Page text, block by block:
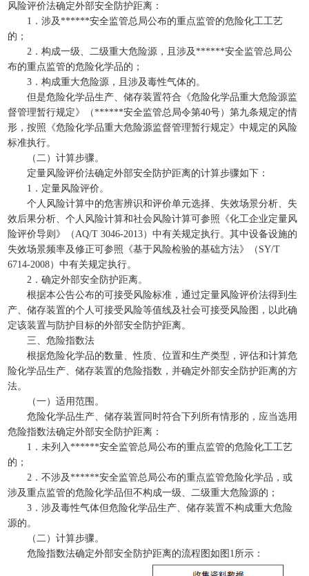
风险评价法确定外部安全防护距离：
1．涉及******安全监管总局公布的重点监管的危险化工工艺
的；
2．构成一级、二级重大危险源，且涉及******安全监管总局公
布的重点监管的危险化学品的；
3．构成重大危险源，且涉及毒性气体的。
但是危险化学品生产、储存装置符合《危险化学品重大危险源监
督管理暂行规定》（******安全监管总局令第40号）第九条规定的情
形，按照《危险化学品重大危险源监督管理暂行规定》中规定的风险
标准执行。
（二）计算步骤。
定量风险评价法确定外部安全防护距离的计算步骤如下：
1．定量风险评价。
个人风险计算中的危害辨识和评价单元选择、失效场景分析、失
效后果分析、个人风险计算和社会风险计算可参照《化工企业定量风
险评价导则》（AQ/T 3046-2013）中有关规定执行。其中设备设施的
失效场景频率及修正可参照《基于风险检验的基础方法》（SY/T
6714-2008）中有关规定执行。
2．确定外部安全防护距离。
根据本公告公布的可接受风险标准，通过定量风险评价法得到生
产、储存装置的个人可接受风险等值线及社会可接受风险图，以此确
定该装置与防护目标的外部安全防护距离。
三、危险指数法
根据危险化学品的数量、性质、位置和生产类型，评估和计算危
险化学品生产、储存装置的危险指数，并确定外部安全防护距离的方
法。
（一）适用范围。
危险化学品生产、储存装置同时符合下列所有情形的，应当选用
危险指数法确定外部安全防护距离：
1．未列入******安全监管总局公布的重点监管的危险化工工艺
的；
2．不涉及******安全监管总局公布的重点监管危险化学品，或
涉及重点监管的危险化学品但不构成一级、二级重大危险源的；
3．涉及毒性气体但危险化学品生产、储存装置不构成重大危险
源的。
（二）计算步骤。
危险指数法确定外部安全防护距离的流程图如图1所示：